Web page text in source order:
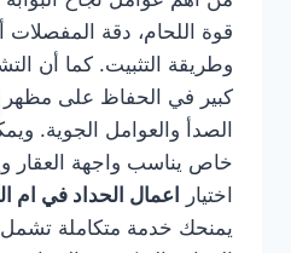
قوة اللحام، دقة المفصلات
وطريقة التثبيت. كما أن
كبير في الحفاظ على مظهر
الصدأ والعوامل الجوية.
خاص يناسب واجهة العقار
اختيار
اعمال الحداد في ام
يمنحك خدمة متكاملة تشمل